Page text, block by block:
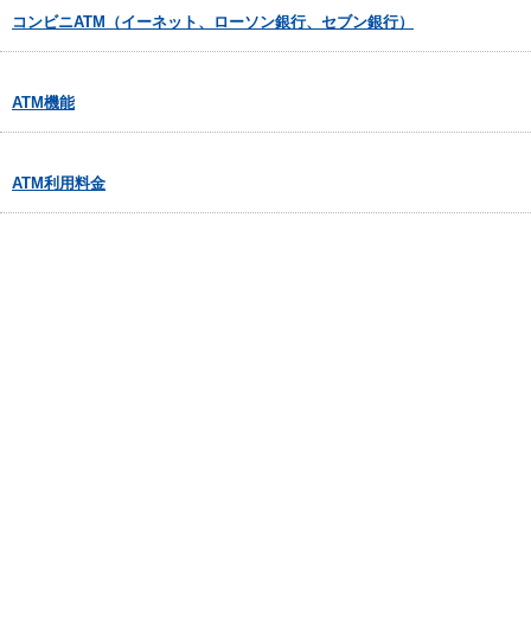
コンビニATM（イーネット、ローソン銀行、セブン銀行）
ATM機能
ATM利用料金